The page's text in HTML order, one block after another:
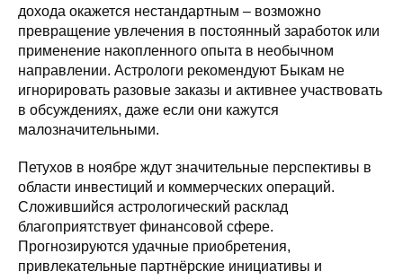
дохода окажется нестандартным – возможно
превращение увлечения в постоянный заработок или
применение накопленного опыта в необычном
направлении. Астрологи рекомендуют Быкам не
игнорировать разовые заказы и активнее участвовать
в обсуждениях, даже если они кажутся
малозначительными.
Петухов в ноябре ждут значительные перспективы в
области инвестиций и коммерческих операций.
Сложившийся астрологический расклад
благоприятствует финансовой сфере.
Прогнозируются удачные приобретения,
привлекательные партнёрские инициативы и